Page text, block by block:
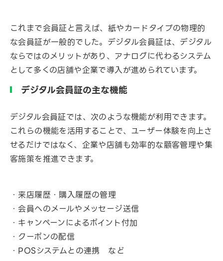
これまで会員証と言えば、紙やカードタイプの物理的
な会員証が一般的でした。デジタル会員証は、デジタル
ならではのメリットがあり、アナログに代わるシステム
として多くの店舗や企業で導入が進められています。
デジタル会員証の主な機能
デジタル会員証では、次のような機能が利用できます。
これらの機能を活用することで、ユーザー体験を向上さ
せるだけではなく、企業や店舗も効率的な顧客管理や集
客施策を推進できます。
・来店履歴・購入履歴の管理
・会員へのメールやメッセージ送信
・キャンペーンによるポイント付加
・クーポンの配信
・POSシステムとの連携 など